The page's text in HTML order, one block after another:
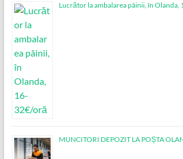
Lucrător la ambalarea pâinii, în Olanda,
MUNCITORI DEPOZIT LA POȘTA